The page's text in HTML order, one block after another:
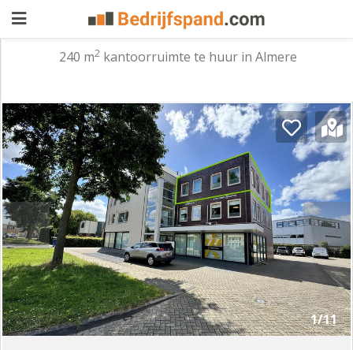
aanbieden
Pand
zoeken
Waarom
adverteren
Premium
adverteren
Blog
Registreren
Login
240 m2 kantoorruimte te huur in Almere
1/11